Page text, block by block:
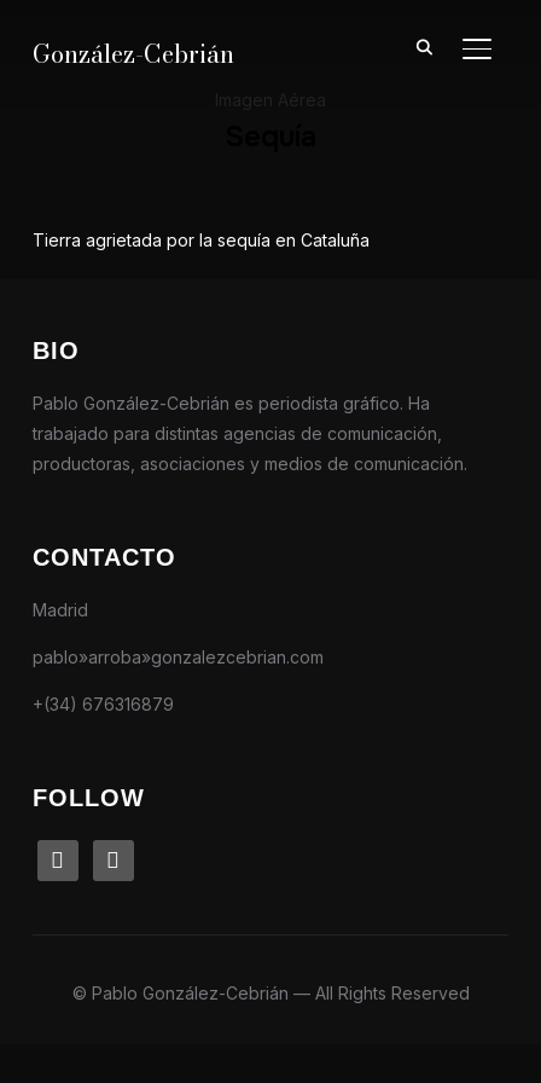
González-Cebrián
Tierra agrietada por la sequía en Cataluña
BIO
Pablo González-Cebrián es periodista gráfico. Ha
trabajado para distintas agencias de comunicación,
productoras, asociaciones y medios de comunicación.
CONTACTO
Madrid
pablo»arroba»gonzalezcebrian.com
+(34) 676316879
FOLLOW
linkedin instagram
© Pablo González-Cebrián — All Rights Reserved